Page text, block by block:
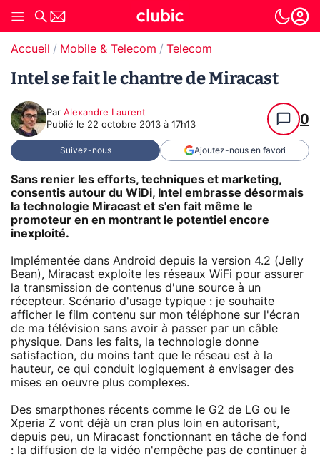
Accueil Mobile & Telecom Telecom
Intel se fait le chantre de Miracast
Par Alexandre Laurent
Publié le 22 octobre 2013 à 17h13 0
Suivez-nous Ajoutez-nous en favori
Sans renier les efforts, techniques et marketing,
consentis autour du WiDi, Intel embrasse désormais
la technologie Miracast et s'en fait même le
promoteur en en montrant le potentiel encore
inexploité.
Implémentée dans Android depuis la version 4.2 (Jelly
Bean), Miracast exploite les réseaux WiFi pour assurer
la transmission de contenus d'une source à un
récepteur. Scénario d'usage typique : je souhaite
afficher le film contenu sur mon téléphone sur l'écran
de ma télévision sans avoir à passer par un câble
physique. Dans les faits, la technologie donne
satisfaction, du moins tant que le réseau est à la
hauteur, ce qui conduit logiquement à envisager des
mises en oeuvre plus complexes.
Des smarpthones récents comme le G2 de LG ou le
Xperia Z vont déjà un cran plus loin en autorisant,
depuis peu, un Miracast fonctionnant en tâche de fond
: la diffusion de la vidéo n'empêche pas de continuer à